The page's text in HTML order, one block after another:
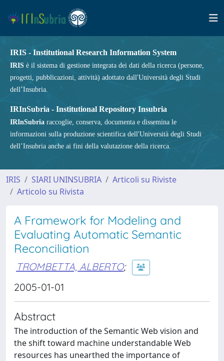
IRIS - Institutional Research Information System
IRIS è il sistema di gestione integrata dei dati della ricerca (persone,
progetti, pubblicazioni, attività) adottato dall'Università degli Studi
dell’Insubria.
IRInSubria - Institutional Repository Insubria
IRInSubria raccoglie, conserva, documenta e dissemina le
informazioni sulla produzione scientifica dell'Università degli Studi
dell’Insubria anche ai fini della valutazione della ricerca.
IRIS SIARI UNINSUBRIA
Articoli su Riviste
Articolo su Rivista
A Framework for Modeling and
Evaluating Automatic Semantic
Reconciliation
TROMBETTA, ALBERTO;
2005-01-01
Abstract
The introduction of the Semantic Web vision and
the shift toward machine understandable Web
resources has unearthed the importance of